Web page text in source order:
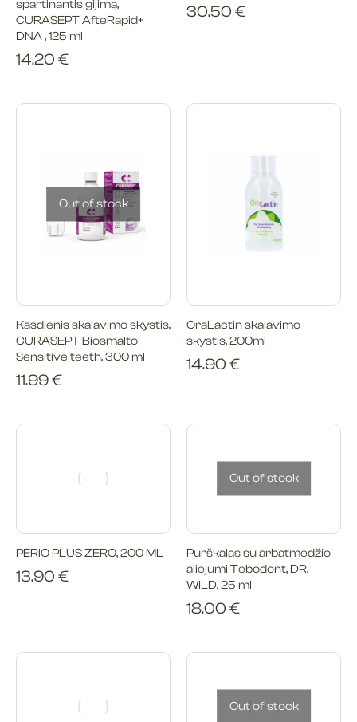
spartinantis gijimą,
CURASEPT AfteRapid+
DNA , 125 ml
14.20 €
30.50 €
Out of stock
Kasdienis skalavimo skystis,
CURASEPT Biosmalto
Sensitive teeth, 300 ml
11.99€
OraLactin skalavimo
skystis, 200ml
14.90 €
PERIO PLUS ZERO, 200 ML
13.90 €
Out of stock
Purškalas su arbatmedžio
aliejumi Tebodont, DR.
WILD, 25 ml
18.00 €
Out of stock